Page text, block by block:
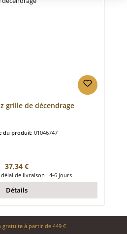
grille de décendrage
du produit: 01046747
Prix régulier :
37,34 €
de livraison : 4-6 jours
Détails
gratuite à partir de 449 €